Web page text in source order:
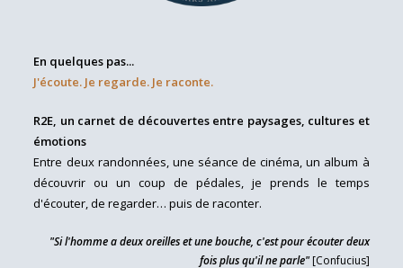
En quelques pas...
J'écoute. Je regarde. Je raconte.
R2E, un carnet de découvertes entre paysages, cultures et
émotions
Entre deux randonnées, une séance de cinéma, un album à
découvrir ou un coup de pédales, je prends le temps
d'écouter, de regarder… puis de raconter.
"Si l'homme a deux oreilles et une bouche, c'est pour écouter deux
fois plus qu'il ne parle"[Confucius]